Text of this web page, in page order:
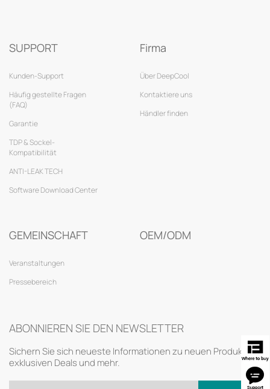
SUPPORT
Kunden-Support
Häufig gestellte Fragen
(FAQ)
Garantie
TDP & Sockel-
Kompatibilität
ANTI-LEAK TECH
Software Download Center
Firma
Über DeepCool
Kontaktiere uns
Händler finden
GEMEINSCHAFT
Veranstaltungen
Pressebereich
OEM/ODM
ABONNIEREN SIE DEN NEWSLETTER
Sichern Sie sich neueste Informationen zu neuen Produkten,
exklusiven Deals und mehr.